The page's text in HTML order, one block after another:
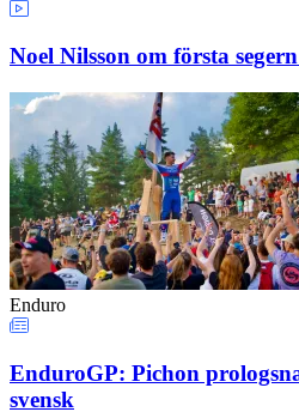
Noel Nilsson om första
Enduro
EnduroGP: Pichon
svensk